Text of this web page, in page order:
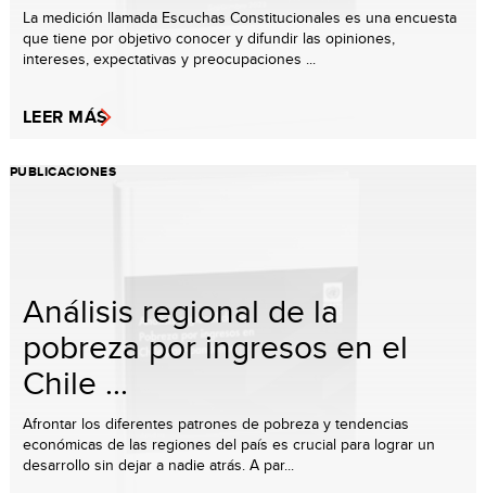
La medición llamada Escuchas Constitucionales es una encuesta
que tiene por objetivo conocer y difundir las opiniones,
intereses, expectativas y preocupaciones ...
LEER MÁS
PUBLICACIONES
Análisis regional de la
pobreza por ingresos en el
Chile ...
Afrontar los diferentes patrones de pobreza y tendencias
económicas de las regiones del país es crucial para lograr un
desarrollo sin dejar a nadie atrás. A par...